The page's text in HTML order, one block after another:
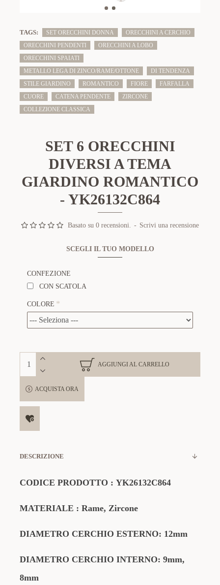
TAGS: SET ORECCHINI DONNA
ORECCHINI A CERCHIO
ORECCHINI PENDENTI
ORECCHINI A LOBO
ORECCHINI SPAIATI
METALLO LEGA DI ZINCO/RAME/OTTONE
DI TENDENZA
STILE GIARDINO
ROMANTICO FIORE
FARFALLA
CUORE
CATENA PENDENTE
ZIRCONE
COLLEZIONE CLASSICA
SET 6 ORECCHINI
DIVERSI A TEMA
GIARDINO ROMANTICO
- YK26132C864
Basato su 0 recensioni. - Scrivi una recensione
SCEGLI IL TUO MODELLO
CONFEZIONE
CON SCATOLA
COLORE
AGGIUNGI AL CARRELLO
ACQUISTA ORA
DESCRIZIONE
CODICE PRODOTTO : YK26132C864
MATERIALE : Rame, Zircone
DIAMETRO CERCHIO ESTERNO: 12mm
DIAMETRO CERCHIO INTERNO: 9mm,
8mm